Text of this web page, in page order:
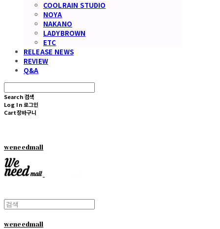
COOLRAIN STUDIO
NOYA
NAKANO
LADYBROWN
ETC
RELEASE NEWS
REVIEW
Q&A
Search 검색
Log In 로그인
Cart장바구니
weneedmall
weneedmall